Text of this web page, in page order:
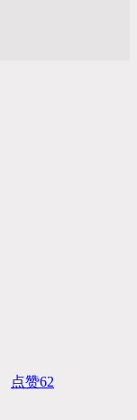
点赞62